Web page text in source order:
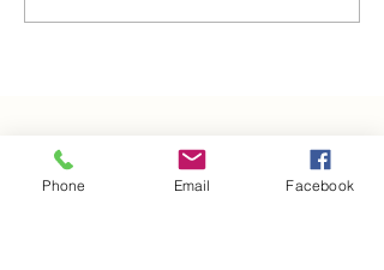
小規模多機能ホーム たいじゅ
〒861-5535
Phone Email Facebook